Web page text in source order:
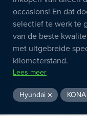
occasions! En dat
selectief te werk te
van de beste
met uitgebreide
kilometerstand.
Lees meer
Hyundai KONA